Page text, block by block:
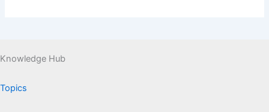
Knowledge Hub
Topics